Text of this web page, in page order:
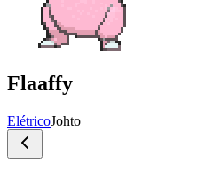
Flaaffy
ElétricoJohto